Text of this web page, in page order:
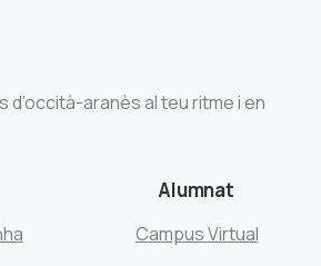
d’occità-aranès al teu ritme i en
Alumnat
Campus Virtual